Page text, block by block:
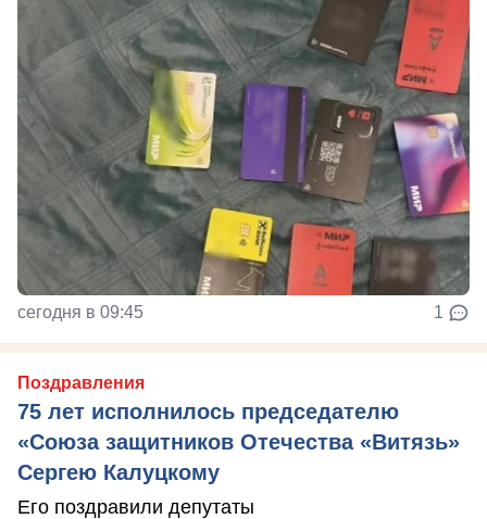
сегодня в 09:45 1
Поздравления
75 лет исполнилось председателю
«Союза защитников Отечества «Витязь»
Сергею Калуцкому
Его поздравили депутаты